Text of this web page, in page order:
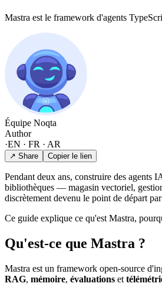
Mastra est le framework d'agents
Équipe Noqta
Author
·EN · FR · AR
↗ Share Copier le lien
Pendant deux ans, construire des agents
bibliothèques — magasin vectoriel,
discrètement devenu le point de départ
Ce guide explique ce qu'est Mastra,
Qu'est-ce que Mastra ?
Mastra est un framework open-source
RAG, mémoire, évaluations et